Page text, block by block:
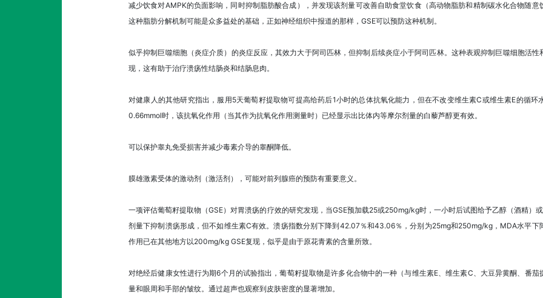
减少饮食对AMPK的负面影响，同时抑制脂肪酸合成），并发现该剂量可改善自助食堂饮食（高动物脂肪和精制碳水化合物随意
这种脂肪分解机制可能是众多益处的基础，正如神经组织中报道的那样，GSE可以预防这种机制。
似乎抑制巨噬细胞（炎症介质）的炎症反应，其效力大于阿司匹林，但抑制后续炎症小于阿司匹林。这种表观抑制巨噬细胞活
现，这有助于治疗溃疡性结肠炎和结肠息肉。
对健康人的其他研究指出，服用5天葡萄籽提取物可提高给药后1小时的总体抗氧化能力，但在不改变维生素C或维生素E的循环
0.66mmol时，该抗氧化作用（当其作为抗氧化作用测量时）已经显示出比体内等摩尔剂量的白藜芦醇更有效。
可以保护睾丸免受损害并减少毒素介导的睾酮降低。
膜雄激素受体的激动剂（激活剂），可能对前列腺癌的预防有重要意义。
一项评估葡萄籽提取物（GSE）对胃溃疡的疗效的研究发现，当GSE预加载25或250mg/kg时，一小时后试图给予乙醇（酒精）
剂量下抑制溃疡形成，但不如维生素C有效。溃疡指数分别下降到42.07％和43.06％，分别为25mg和250mg/kg，MDA水平下
作用已在其他地方以200mg/kg GSE复现，似乎是由于原花青素的含量所致。
对绝经后健康女性进行为期6个月的试验指出，葡萄籽提取物是许多化合物中的一种（与维生素E、维生素C、大豆异黄酮、番
量和眼周和手部的皱纹。通过超声也观察到皮肤密度的显著增加。